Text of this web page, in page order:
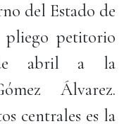
del Estado de
pliego petitorio
abril a la
Álvarez.
centrales es la